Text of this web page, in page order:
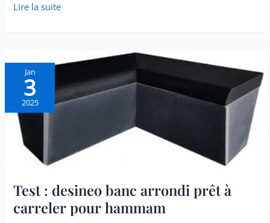
Lire la suite
Jan
3
2025
Test : desineo banc arrondi prêt à
carreler pour hammam
Test
desineo
banc
arrondi
prêt
pour
hammam